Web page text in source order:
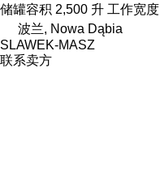
储罐容积 2,500 升 工作宽度
波兰, Nowa Dąbia
SLAWEK-MASZ
联系卖方